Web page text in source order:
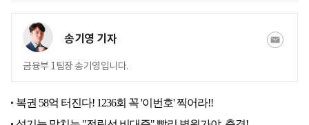
송기영 기자
금융부 1팀장 송기영입니다.